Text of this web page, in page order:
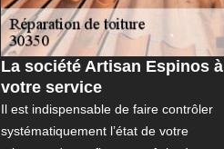
La société Artisan Espinos à
votre service
Il est indispensable de faire contrôler
systématiquement l’état de votre